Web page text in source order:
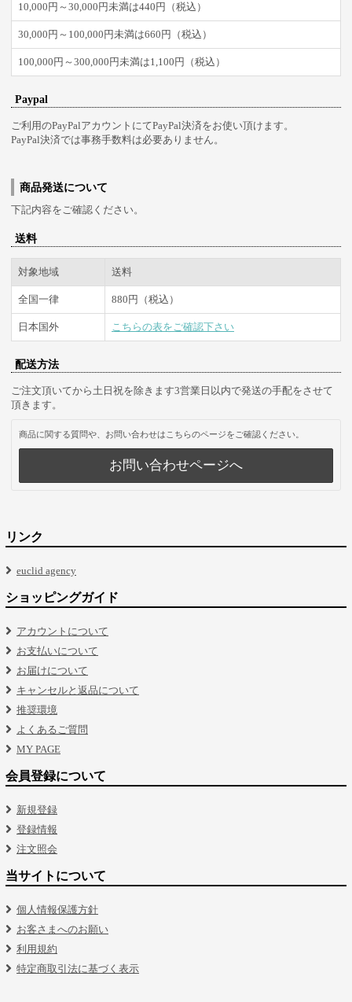
10,000円～30,000円未満は440円（税込）
30,000円～100,000円未満は660円（税込）
100,000円～300,000円未満は1,100円（税込）
Paypal
ご利用のPayPalアカウントにてPayPal決済をお使い頂けます。
PayPal決済では事務手数料は必要ありません。
商品発送について
下記内容をご確認ください。
送料
対象地域 送料
全国一律 880円（税込）
日本国外 こちらの表をご確認下さい
配送方法
ご注文頂いてから土日祝を除きます3営業日以内で発送の手配をさせて
頂きます。
商品に関する質問や、お問い合わせはこちらのページをご確認ください。
お問い合わせページへ
リンク
euclid agency
ショッピングガイド
アカウントについて
お支払いについて
お届けについて
キャンセルと返品について
推奨環境
よくあるご質問
MY PAGE
会員登録について
新規登録
登録情報
注文照会
当サイトについて
個人情報保護方針
お客さまへのお願い
利用規約
特定商取引法に基づく表示